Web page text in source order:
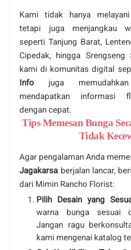
Kami tidak hanya
tetapi juga menjangkau
seperti Tanjung Barat,
Cipedak, hingga Srengseng
kami di komunitas digital
Info juga
mendapatkan informasi
dengan cepat.
Tips Memesan Bunga
Tidak
Agar pengalaman Anda
Jagakarsa berjalan lancar,
dari Mimin Rancho Florist:
Pilih Desain yang
warna bunga sesuai
Jangan ragu
kami mengenai katalog